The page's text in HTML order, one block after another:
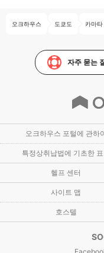
오크하우스 도쿄도 카마
자주 묻는
오크하우스 포털에 관하
특정상취납법에 기초한 표
헬프 센터
사이트 맵
호스텔